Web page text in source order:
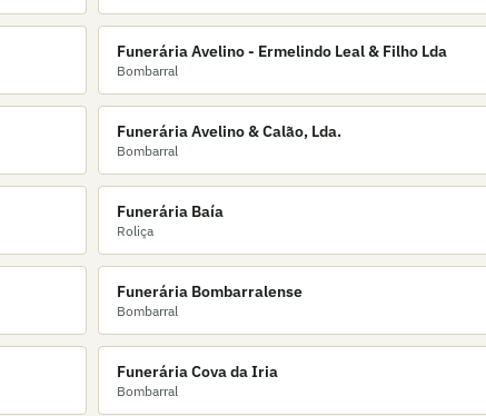
Funerária Avelino - Ermelindo Leal & Filho Lda
Bombarral
Funerária Avelino & Calão, Lda.
Bombarral
Funerária Baía
Roliça
Funerária Bombarralense
Bombarral
Funerária Cova da Iria
Bombarral